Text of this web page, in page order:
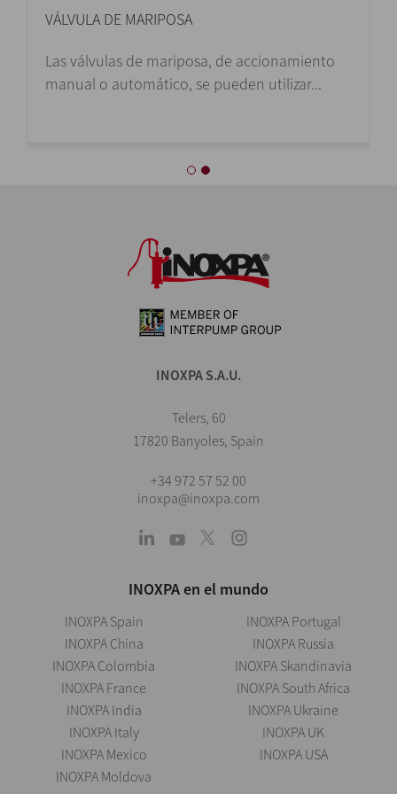
VÁLVULA DE MARIPOSA
Las válvulas de mariposa, de accionamiento
manual o automático, se pueden utilizar...
INOXPA S.A.U.
Telers, 60
17820 Banyoles, Spain
+34 972 57 52 00
inoxpa@inoxpa.com
INOXPA en el mundo
INOXPA Spain
INOXPA China
INOXPA Colombia
INOXPA France
INOXPA India
INOXPA Italy
INOXPA Mexico
INOXPA Moldova
INOXPA Portugal
INOXPA Russia
INOXPA Skandinavia
INOXPA South Africa
INOXPA Ukraine
INOXPA UK
INOXPA USA